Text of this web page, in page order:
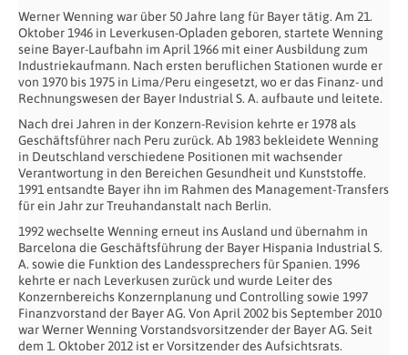
Werner Wenning war über 50 Jahre lang für Bayer tätig. Am 21.
Oktober 1946 in Leverkusen-Opladen geboren, startete Wenning
seine Bayer-Laufbahn im April 1966 mit einer Ausbildung zum
Industriekaufmann. Nach ersten beruflichen Stationen wurde er
von 1970 bis 1975 in Lima/Peru eingesetzt, wo er das Finanz- und
Rechnungswesen der Bayer Industrial S. A. aufbaute und leitete.
Nach drei Jahren in der Konzern-Revision kehrte er 1978 als
Geschäftsführer nach Peru zurück. Ab 1983 bekleidete Wenning
in Deutschland verschiedene Positionen mit wachsender
Verantwortung in den Bereichen Gesundheit und Kunststoffe.
1991 entsandte Bayer ihn im Rahmen des Management-Transfers
für ein Jahr zur Treuhandanstalt nach Berlin.
1992 wechselte Wenning erneut ins Ausland und übernahm in
Barcelona die Geschäftsführung der Bayer Hispania Industrial S.
A. sowie die Funktion des Landessprechers für Spanien. 1996
kehrte er nach Leverkusen zurück und wurde Leiter des
Konzernbereichs Konzernplanung und Controlling sowie 1997
Finanzvorstand der Bayer AG. Von April 2002 bis September 2010
war Werner Wenning Vorstandsvorsitzender der Bayer AG. Seit
dem 1. Oktober 2012 ist er Vorsitzender des Aufsichtsrats.